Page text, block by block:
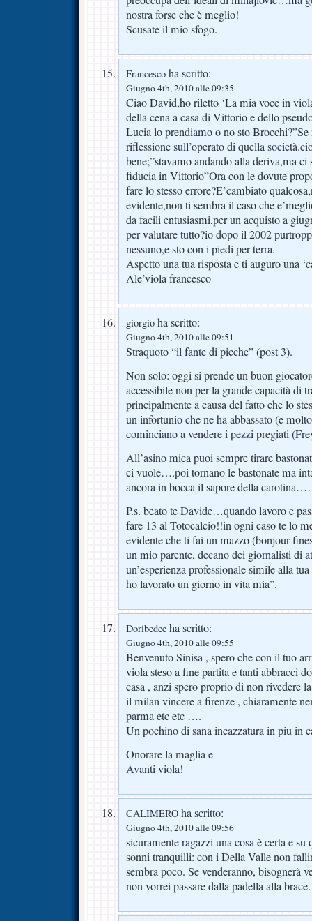
nostra forse che è meglio!
Scusate il mio sfogo.
Francesco ha scritto:
Giugno 4th, 2010 alle 09:35
Ciao David,ho riletto ‘La mia voce in
della cena a casa di Vittorio e dello
Lucia lo prendiamo o no sto
riflessione sull’operato di quella
bene;”stavamo andando alla deriva,ma ci
fiducia in Vittorio”Ora con le dovute
fare lo stesso errore?E’cambiato
evidente,non ti sembra il caso che
da facili entusiasmi,per un acquisto a
per valutare tutto?io dopo il 2002
nessuno,e sto con i piedi per terra.
Aspetto una tua risposta e ti auguro una
Ale’viola francesco
giorgio ha scritto:
Giugno 4th, 2010 alle 09:51
Straquoto “il fante di picche” (post 3).
Non solo: oggi si prende un buon
accessibile non per la grande capacità di
principalmente a causa del fatto che lo
un infortunio che ne ha abbassato (e
cominciano a vendere i pezzi pregiati
All’asino mica puoi sempre tirare
ci vuole….poi tornano le bastonate ma
ancora in bocca il sapore della
P.s. beato te Davide…quando lavoro e
fare 13 al Totocalcio!!in ogni caso te lo
evidente che ti fai un mazzo (bonjour
un mio parente, decano dei giornalisti di
un’esperienza professionale simile alla
ho lavorato un giorno in vita mia”.
Doribedee ha scritto:
Giugno 4th, 2010 alle 09:55
Benvenuto Sinisa , spero che con il tuo
viola steso a fine partita e tanti abbracci
casa , anzi spero proprio di non rivedere
il milan vincere a firenze , chiaramente
parma etc etc ….
Un pochino di sana incazzatura in piu in
Onorare la maglia e
Avanti viola!
CALIMERO ha scritto:
Giugno 4th, 2010 alle 09:56
sicuramente ragazzi una cosa è certa e
sonni tranquilli: con i Della Valle non
sembra poco. Se venderanno, bisognerà
non vorrei passare dalla padella alla brace.